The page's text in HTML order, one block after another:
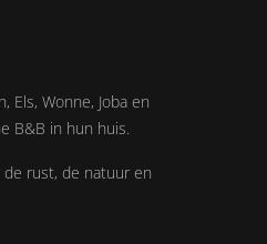
Els, Wonne, Joba en
B&B in hun huis.
rust, de natuur en